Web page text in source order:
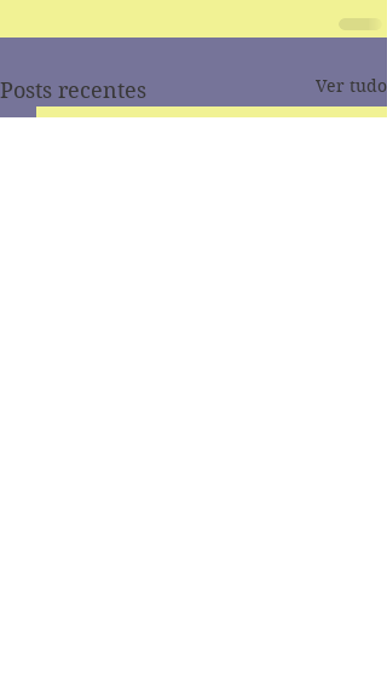
Posts recentes Ver tudo